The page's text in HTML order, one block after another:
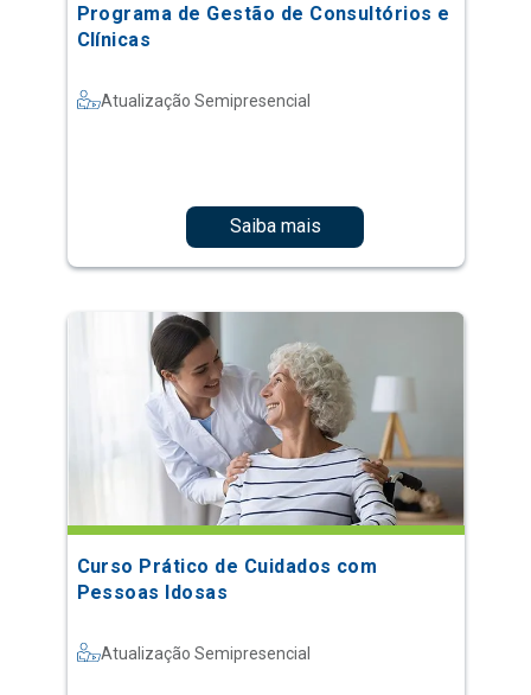
Programa de Gestão de Consultórios e
Clínicas
Atualização Semipresencial
Saiba mais
Curso Prático de Cuidados com
Pessoas Idosas
Atualização Semipresencial